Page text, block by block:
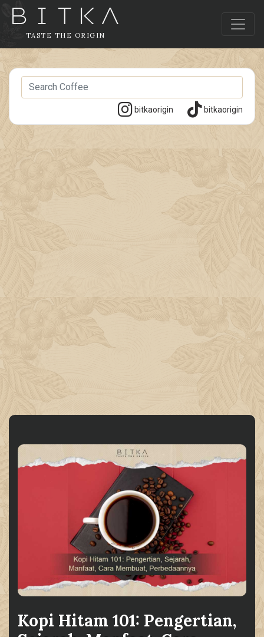
TASTE THE ORIGIN
bitkaorigin bitkaorigin
Kopi Hitam 101: Pengertian,